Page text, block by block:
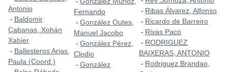
Antonio
- Baldomir
Cabanas, Xohán
Xabier
- Ballesteros Arias,
Paula (Coord.)
Fernando
- González Outes,
Manuel Jacobo
- González Pérez,
Clodio
- González
- Ribas Álvarez, Alfonso
- Ricardo de Barreiro
- Rivas Paco
- RODRIGUEZ
BAIXERAS, ANTONIO
- Rodriguez Brandao,